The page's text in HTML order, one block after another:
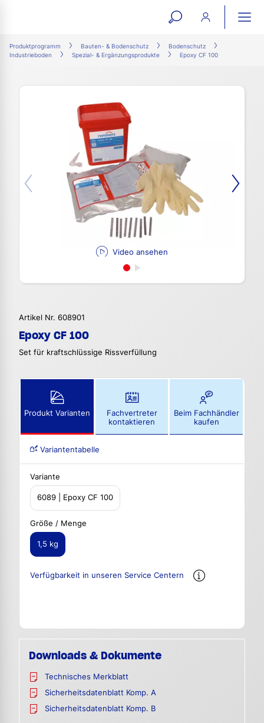
open
search
form
Produktprogramm Bauten- & Bodenschutz
Bodenschutz
Industrieboden
Spezial- & Ergänzungsprodukte Epoxy CF 100
Video ansehen
Artikel Nr. 608901
Epoxy CF 100
Set für kraftschlüssige Rissverfüllung
Produkt Varianten
Fachvertreter
kontaktieren
Beim Fachhändler
kaufen
Variantentabelle
Variante
6089 | Epoxy CF 100
Größe / Menge
1,5 kg
Verfügbarkeit in unseren Service Centern
Downloads & Dokumente
Technisches Merkblatt
Sicherheitsdatenblatt Komp. A
Sicherheitsdatenblatt Komp. B